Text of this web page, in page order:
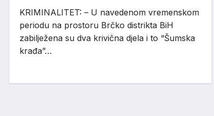
KRIMINALITET: – U navedenom vremenskom
periodu na prostoru Brčko distrikta BiH
zabilježena su dva krivična djela i to “Šumska
krađa”…